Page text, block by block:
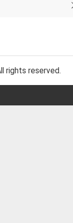
rights reserved.